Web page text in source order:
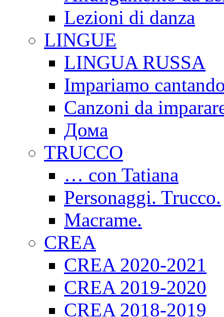
Lezioni di danza
LINGUE
LINGUA RUSSA
Impariamo
Canzoni da
Дома
TRUCCO
… con Tatiana
Personaggi. Trucco.
Macrame.
CREA
CREA 2020-2021
CREA 2019-2020
CREA 2018-2019